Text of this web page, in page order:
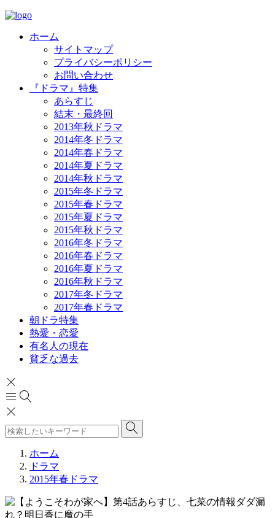
ホーム
サイトマップ
プライバシーポリシー
お問い合わせ
『ドラマ』特集
あらすじ
結末・最終回
2013年秋ドラマ
2014年冬ドラマ
2014年春ドラマ
2014年夏ドラマ
2014年秋ドラマ
2015年冬ドラマ
2015年春ドラマ
2015年夏ドラマ
2015年秋ドラマ
2016年冬ドラマ
2016年春ドラマ
2016年夏ドラマ
2016年秋ドラマ
2017年冬ドラマ
2017年春ドラマ
朝ドラ特集
熱愛・恋愛
有名人の現在
貧乏な過去
ホーム
ドラマ
2015年春ドラマ